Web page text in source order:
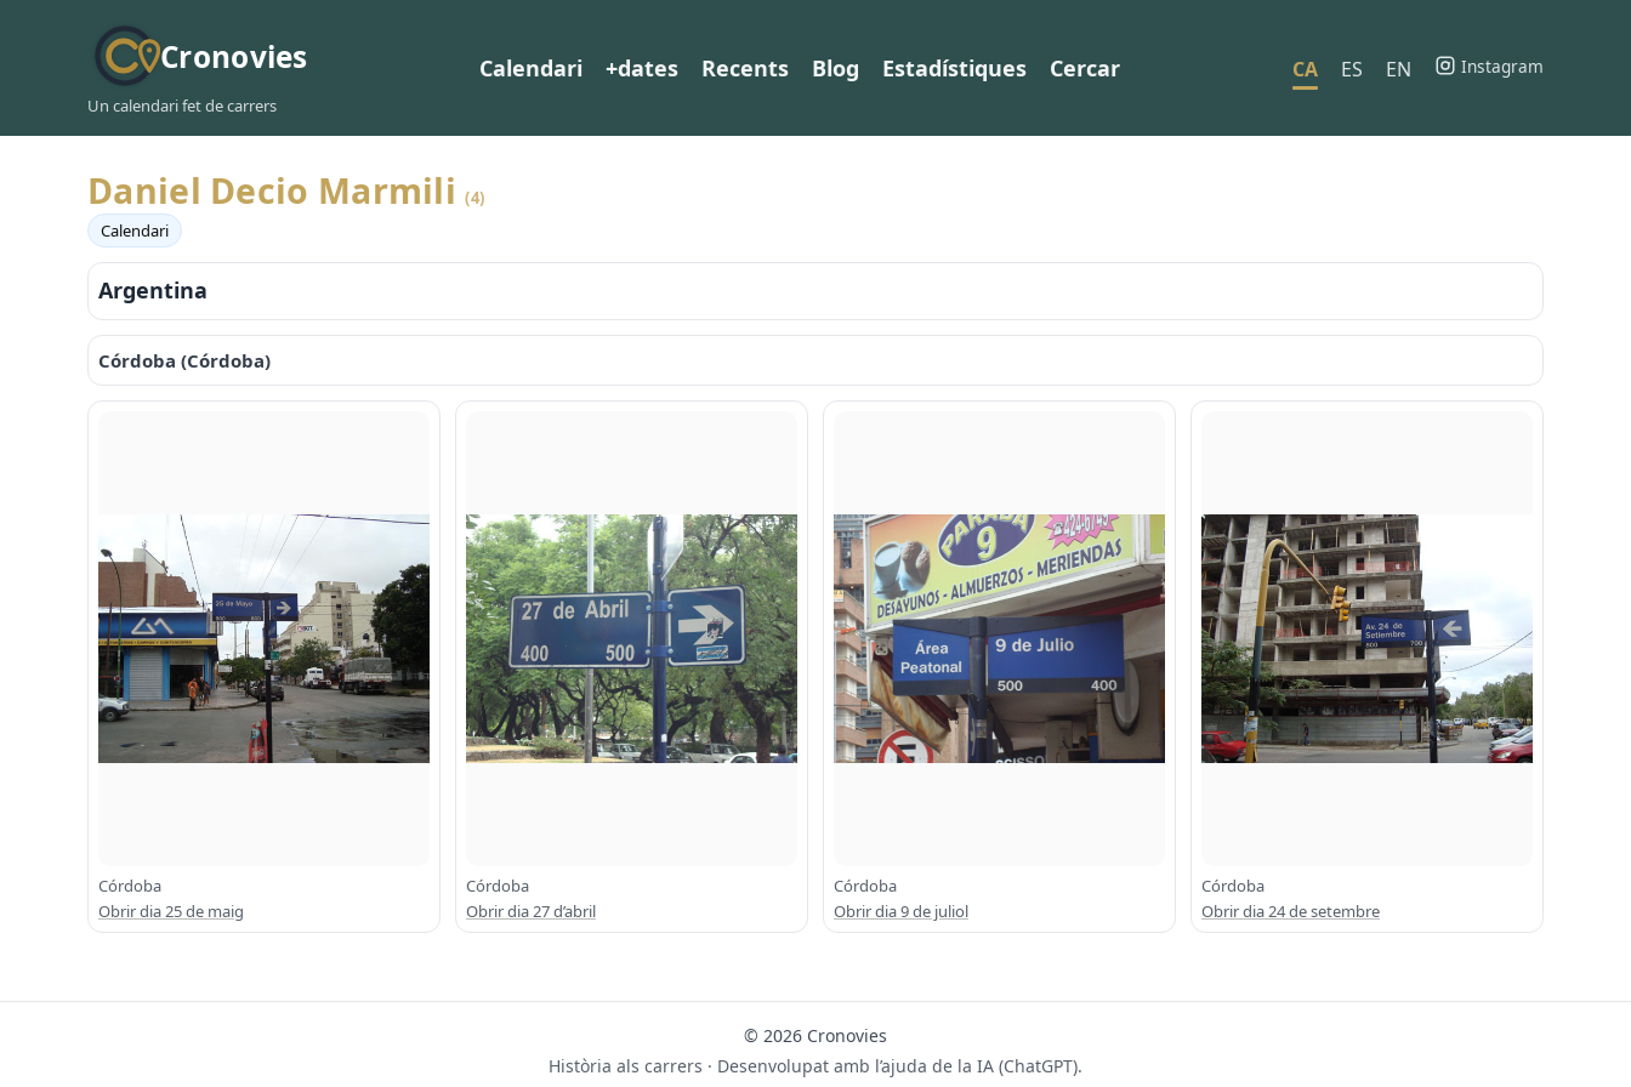
Cronovies
Un calendari fet de carrers
Calendari +dates Recents Blog Estadístiques Cercar CA ES EN Instagram
Daniel Decio Marmili(4)
Calendari
Argentina
Córdoba (Córdoba)
Córdoba
Obrir dia 25 de maig
Córdoba
Obrir dia 27 d’abril
Córdoba
Obrir dia 9 de juliol
Córdoba
Obrir dia 24 de setembre
© 2026 Cronovies
Història als carrers · Desenvolupat amb l’ajuda de la IA (ChatGPT).